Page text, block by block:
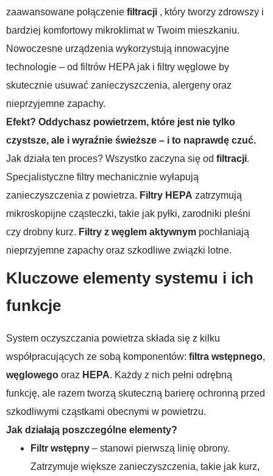
zaawansowane połączenie filtracji , który tworzy zdrowszy i
bardziej komfortowy mikroklimat w Twoim mieszkaniu.
Nowoczesne urządzenia wykorzystują innowacyjne
technologie – od filtrów HEPA jak i filtry węglowe by
skutecznie usuwać zanieczyszczenia, alergeny oraz
nieprzyjemne zapachy.
Efekt? Oddychasz powietrzem, które jest nie tylko
czystsze, ale i wyraźnie świeższe – i to naprawdę czuć.
Jak działa ten proces? Wszystko zaczyna się od filtracji.
Specjalistyczne filtry mechanicznie wyłapują
zanieczyszczenia z powietrza. Filtry HEPA zatrzymują
mikroskopijne cząsteczki, takie jak pyłki, zarodniki pleśni
czy drobny kurz. Filtry z węglem aktywnym pochłaniają
nieprzyjemne zapachy oraz szkodliwe związki lotne.
Kluczowe elementy systemu i ich
funkcje
System oczyszczania powietrza składa się z kilku
współpracujących ze sobą komponentów: filtra wstępnego,
węglowego oraz HEPA. Każdy z nich pełni odrębną
funkcję, ale razem tworzą skuteczną barierę ochronną przed
szkodliwymi cząstkami obecnymi w powietrzu.
Jak działają poszczególne elementy?
Filtr wstępny – stanowi pierwszą linię obrony.
Zatrzymuje większe zanieczyszczenia, takie jak kurz,